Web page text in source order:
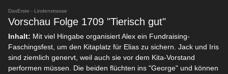
DasErste - Lindenstrasse
Vorschau Folge 1709 "Tierisch gut"
Inhalt: Mit viel Hingabe organisiert Alex ein Fundraising-
Faschingsfest, um den Kitaplatz für Elias zu sichern. Jack und Iris
sind ziemlich genervt, weil auch sie vor dem Kita-Vorstand
performen müssen. Die beiden flüchten ins "George" und können